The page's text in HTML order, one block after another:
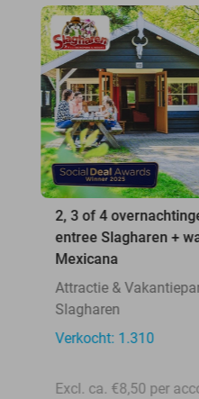
2, 3 of 4
entree Slagharen +
Mexicana
Attractie &
Slagharen
Verkocht: 1.310